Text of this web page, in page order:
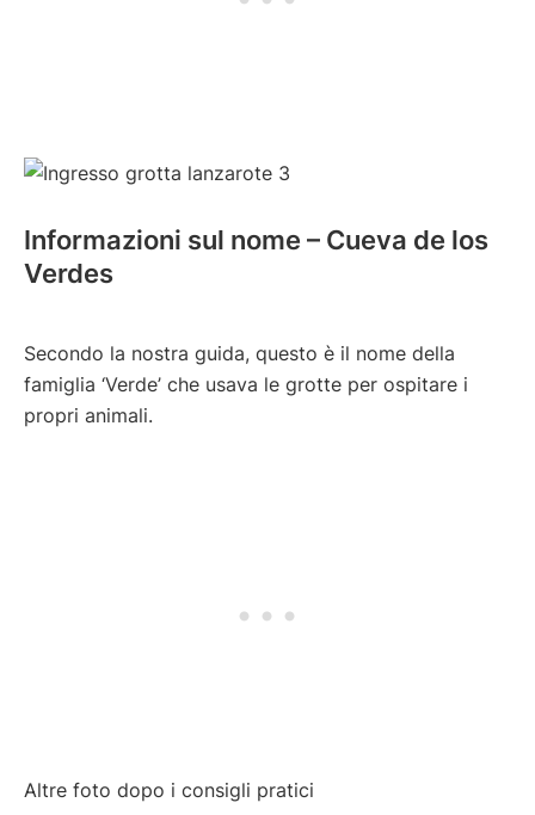
Informazioni sul nome – Cueva de los
Verdes
Secondo la nostra guida, questo è il nome della
famiglia ‘Verde’ che usava le grotte per ospitare i
propri animali.
Altre foto dopo i consigli pratici